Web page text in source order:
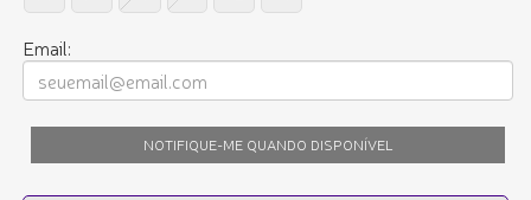
Email:
NOTIFIQUE-ME QUANDO DISPONÍVEL